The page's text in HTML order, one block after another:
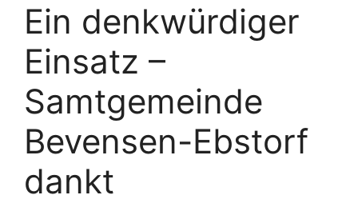
Ein denkwürdiger
Einsatz –
Samtgemeinde
Bevensen-Ebstorf
dankt